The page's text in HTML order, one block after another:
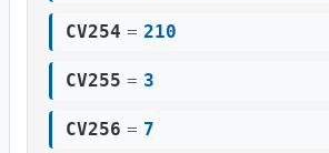
CV254 = 210
CV255 = 3
CV256 = 7